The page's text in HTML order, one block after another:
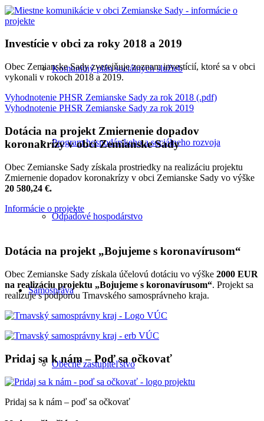
Komunitný plán sociálnych služieb
Program hospodárskeho a sociálneho rozvoja
Odpadové hospodárstvo
Samospráva
Obecné zastupiteľstvo
Investície v obci za roky 2018 a 2019
Obec Zemianske Sady zverejňuje zoznam investícií, ktoré sa v obci
vykonali v rokoch 2018 a 2019.
Vyhodnotenie PHSR Zemianske Sady za rok 2018 (.pdf)
Vyhodnotenie PHSR Zemianske Sady za rok 2019
Dotácia na projekt Zmiernenie dopadov
koronakrízy v obci Zemianske Sady
Obec Zemianske Sady získala prostriedky na realizáciu projektu
Zmiernenie dopadov koronakrízy v obci Zemianske Sady vo výške
20 580,24 €.
Informácie o projekte
Dotácia na projekt „Bojujeme s koronavírusom“
Obec Zemianske Sady získala účelovú dotáciu vo výške 2000 EUR
na realizáciu projektu „Bojujeme s koronavírusom“. Projekt sa
realizuje s podporou Trnavského samosprávneho kraja.
Pridaj sa k nám – Poď sa očkovať
Pridaj sa k nám – poď sa očkovať